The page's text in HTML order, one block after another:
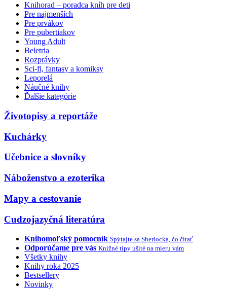
Knihorad – poradca kníh pre deti
Pre najmenších
Pre prvákov
Pre pubertiakov
Young Adult
Beletria
Rozprávky
Sci-fi, fantasy a komiksy
Leporelá
Náučné knihy
Ďalšie kategórie
Životopisy a reportáže
Kuchárky
Učebnice a slovníky
Náboženstvo a ezoterika
Mapy a cestovanie
Cudzojazyčná literatúra
Knihomoľský pomocník Spýtajte sa Sherlocka, čo čítať
Odporúčame pre vás Knižné tipy ušité na mieru vám
Všetky knihy
Knihy roka 2025
Bestsellery
Novinky